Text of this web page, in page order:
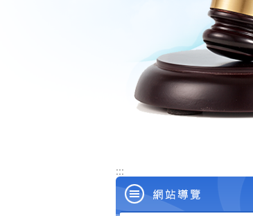
:::